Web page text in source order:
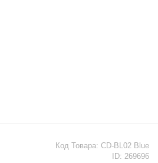
Код Товара: CD-BL02 Blue
ID: 269696